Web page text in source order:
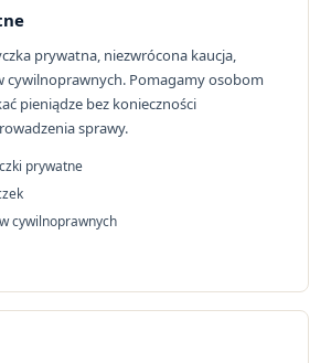
prywatna, niezwrócona kaucja,
cywilnoprawnych. Pomagamy osobom
pieniądze bez konieczności
sprawy.
prywatne
cywilnoprawnych